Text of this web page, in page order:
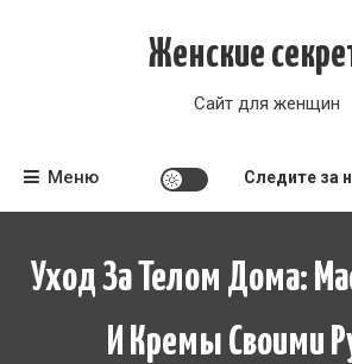
Женские
Сайт для женщин
Меню Следите за
Уход За Телом Дома:
И Кремы Своими